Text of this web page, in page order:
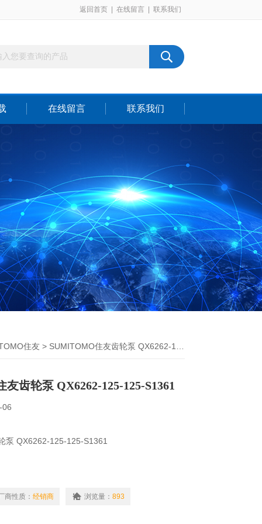
返回首页 在线留言 联系我们
在线留言 联系我们
住友 > SUMITOMO住友齿轮泵 QX6262-125-125-S1361
齿轮泵 QX6262-125-125-S1361
06
泵 QX6262-125-125-S1361
商性质： 经销商 浏览量： 893